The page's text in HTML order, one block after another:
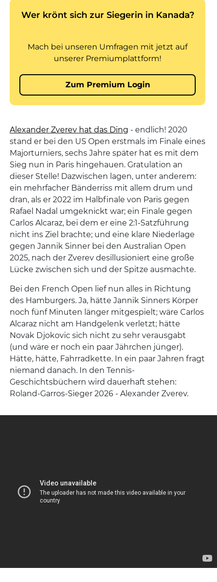
Alexander Zverev hat das Ding - endlich! 2020
stand er bei den US Open erstmals im Finale eines
Majorturniers, sechs Jahre später hat es mit dem
Sieg nun in Paris hingehauen. Gratulation an
dieser Stelle! Dazwischen lagen, unter anderem:
ein mehrfacher Bänderriss mit allem drum und
dran, als er 2022 im Halbfinale von Paris gegen
Rafael Nadal umgeknickt war; ein Finale gegen
Carlos Alcaraz, bei dem er eine 2:1-Satzführung
nicht ins Ziel brachte; und eine klare Niederlage
gegen Jannik Sinner bei den Australian Open
2025, nach der Zverev desillusioniert eine große
Lücke zwischen sich und der Spitze ausmachte.
Bei den French Open lief nun alles in Richtung
des Hamburgers. Ja, hätte Jannik Sinners Körper
noch fünf Minuten länger mitgespielt; wäre Carlos
Alcaraz nicht am Handgelenk verletzt; hätte
Novak Djokovic sich nicht zu sehr verausgabt
(und wäre er noch ein paar Jährchen jünger).
Hätte, hätte, Fahrradkette. In ein paar Jahren fragt
niemand danach. In den Tennis-
Geschichtsbüchern wird dauerhaft stehen:
Roland-Garros-Sieger 2026 - Alexander Zverev.